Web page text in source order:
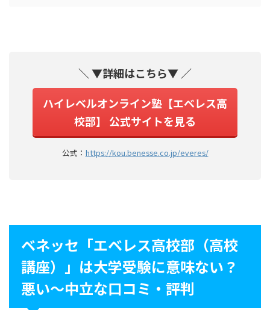
＼ ▼詳細はこちら▼ ／
ハイレベルオンライン塾【エベレス高
校部】 公式サイトを見る
公式： https://kou.benesse.co.jp/everes/
ベネッセ「エベレス高校部（高校
講座）」は大学受験に意味ない？
悪い〜中立な口コミ・評判